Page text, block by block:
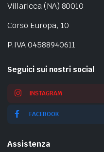
Villaricca (NA) 80010
Corso Europa, 10
P.IVA 04588940611
Seguici sui nostri social
INSTAGRAM
FACEBOOK
Assistenza